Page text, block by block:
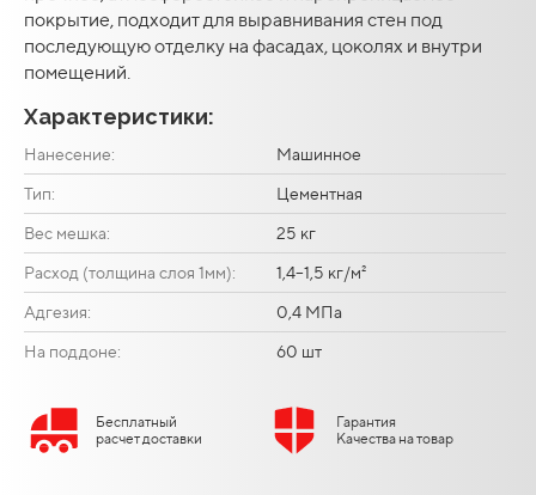
покрытие, подходит для выравнивания стен под
последующую отделку на фасадах, цоколях и внутри
помещений.
Характеристики:
Нанесение: Машинное
Тип: Цементная
Вес мешка: 25 кг
Расход (толщина слоя 1мм): 1,4–1,5 кг/м²
Адгезия: 0,4 МПа
На поддоне: 60 шт
Бесплатный
расчет доставки
Гарантия
Качества на товар